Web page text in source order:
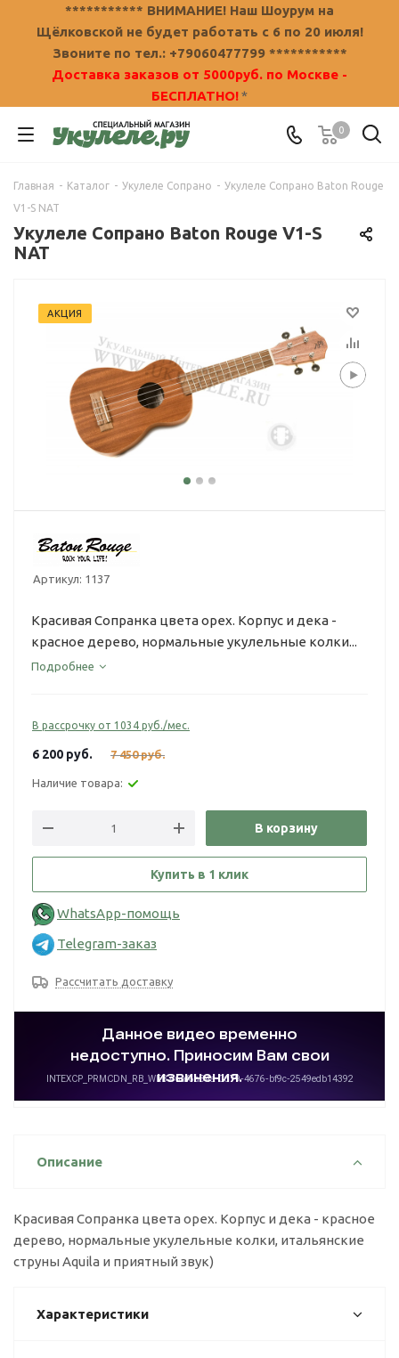
*********** ВНИМАНИЕ! Наш Шоурум на
Щёлковской не будет работать с 6 по 20 июля!
Звоните по тел.: +79060477799 ***********
Доставка заказов от 5000руб. по Москве -
БЕСПЛАТНО!*
0
Главная - Каталог - Укулеле Сопрано - Укулеле Сопрано Baton Rouge
V1-S NAT
Укулеле Сопрано Baton Rouge V1-S
NAT
АКЦИЯ
Артикул: 1137
Красивая Cопранка цвета орех. Корпус и дека -
красное дерево, нормальные укулельные колки...
Подробнее
В рассрочку от 1034 руб./мес.
6 200 руб. 7 450руб.
Наличие товара:
В корзину
Купить в 1 клик
WhatsApp-помощь
Telegram-заказ
Рассчитать доставку
Описание
Красивая Cопранка цвета орех. Корпус и дека - красное
дерево, нормальные укулельные колки, итальянские
струны Aquila и приятный звук)
Характеристики